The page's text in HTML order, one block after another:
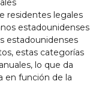
residentes legales
estadounidenses
estadounidenses
estas categorías
lo que da
en función de la